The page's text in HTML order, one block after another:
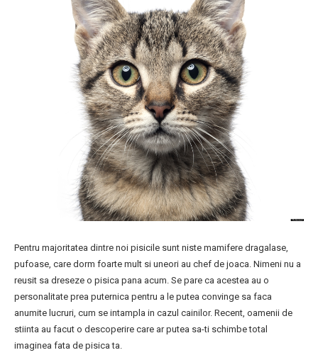
Pentru majoritatea dintre noi pisicile sunt niste mamifere dragalase,
pufoase, care dorm foarte mult si uneori au chef de joaca. Nimeni nu a
reusit sa dreseze o pisica pana acum. Se pare ca acestea au o
personalitate prea puternica pentru a le putea convinge sa faca
anumite lucruri, cum se intampla in cazul cainilor. Recent, oamenii de
stiinta au facut o descoperire care ar putea sa-ti schimbe total
imaginea fata de pisica ta.